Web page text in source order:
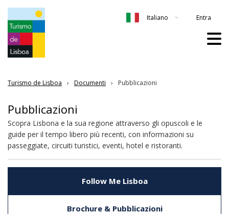
Italiano Entra
Turismo de Lisboa Documenti Pubblicazioni
Pubblicazioni
Scopra Lisbona e la sua regione attraverso gli opuscoli e le
guide per il tempo libero più recenti, con informazioni su
passeggiate, circuiti turistici, eventi, hotel e ristoranti.
Follow Me Lisboa
Brochure & Pubblicazioni